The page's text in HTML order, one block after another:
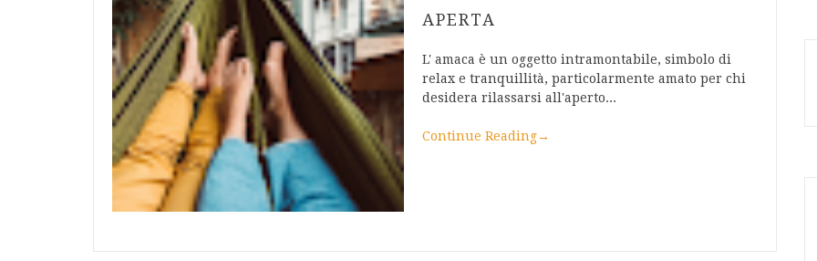
APERTA
L' amaca è un oggetto intramontabile, simbolo di
relax e tranquillità, particolarmente amato per chi
desidera rilassarsi all'aperto...
Continue Reading→